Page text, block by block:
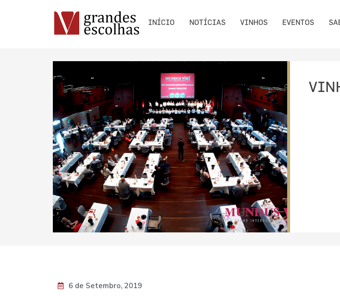
INÍCIO NOTÍCIAS VINHOS EVENTOS
6 de Setembro, 2019